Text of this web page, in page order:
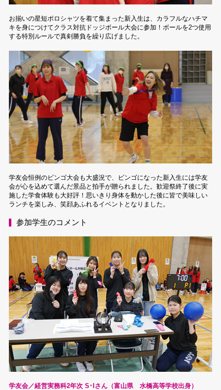
お揃いの星短ポロシャツを着て集まった新入生は、カラフルなハチマ
キを身につけてクラス対抗ドッジボール大会に参加！ボールを2つ使用
する特別ルールで真剣勝負を繰り広げました。
学友会恒例のビンゴ大会も大盛況で、ビンゴになった新入生には学友
会が心を込めて選んだ景品と拍手が贈られました。歓迎祭終了後に実
施した学食体験も大好評！思いきり身体を動かした後に皆で美味しい
ランチを楽しみ、笑顔あふれるイベントとなりました。
参加学生のコメント
学友会／経営実務科2年次 S･Iさん（富山県 水橋高等学校出身）